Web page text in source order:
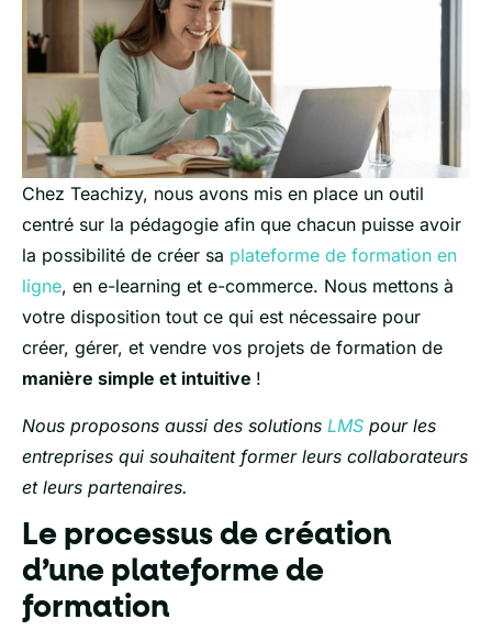
Chez Teachizy, nous avons mis en place un outil
centré sur la pédagogie afin que chacun puisse avoir
la possibilité de créer sa plateforme de formation en
ligne, en e-learning et e-commerce. Nous mettons à
votre disposition tout ce qui est nécessaire pour
créer, gérer, et vendre vos projets de formation de
manière simple et intuitive !
Nous proposons aussi des solutions LMS pour les
entreprises qui souhaitent former leurs collaborateurs
et leurs partenaires.
Le processus de création
d’une plateforme de
formation